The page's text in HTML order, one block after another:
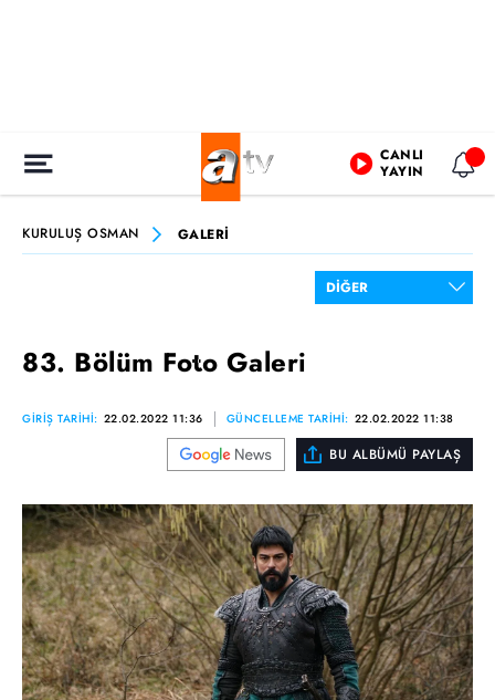
CANLI
YAYIN
KURULUŞ OSMAN GALERİ
83. Bölüm Foto Galeri
GİRİŞ TARİHİ: 22.02.2022 11:36 GÜNCELLEME TARİHİ: 22.02.2022 11:38
BU ALBÜMÜ PAYLAŞ